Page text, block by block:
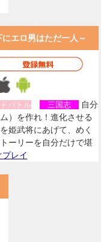
エロ男はただ一人～
バトル 三国志
自分
）を作れ！進化させる
姫武将にあげて、めく
ーリーを自分だけで堪
レイ